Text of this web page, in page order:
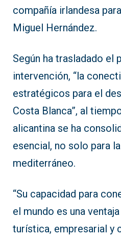
compañía irlandesa
Miguel Hernández.
Según ha trasladado el
intervención, “la
estratégicos para el
Costa Blanca”, al
alicantina se ha
esencial, no solo para
mediterráneo.
“Su capacidad para
el mundo es una
turística, empresarial y